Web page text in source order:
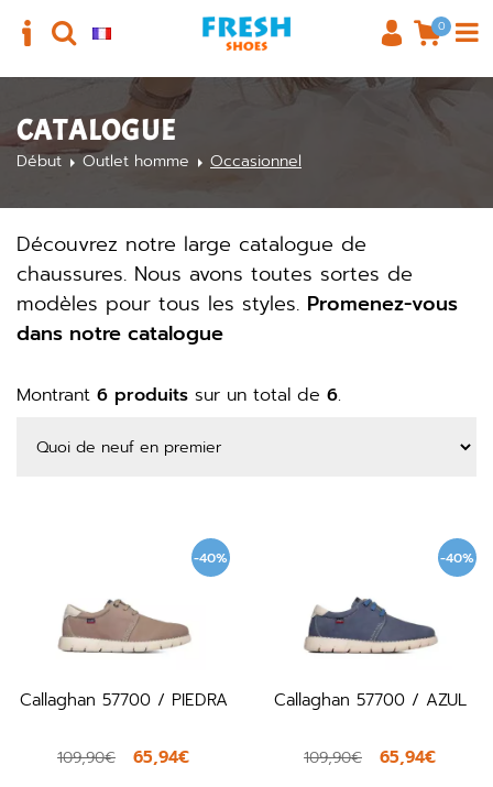
0
CATALOGUE
Début Outlet homme Occasionnel
Découvrez notre large catalogue de
chaussures. Nous avons toutes sortes de
modèles pour tous les styles. Promenez-vous
dans notre catalogue
Montrant 6 produits sur un total de 6.
-40%
Callaghan 57700 / PIEDRA
109,90€ 65,94€
-40%
Callaghan 57700 / AZUL
109,90€ 65,94€